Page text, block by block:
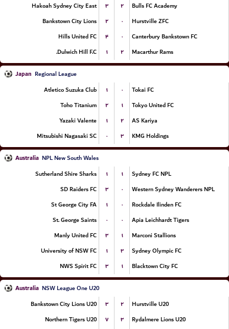
Hakoah Sydney City East
۳ ۲
Bulls FC Academy
Bankstown City Lions
۲ ۰
Hurstville ZFC
Hills United FC
۴ ۰
Canterbury Bankstown FC
Dulwich Hill F.C.
۱ ۲ Macarthur Rams
Japan Regional League
Atletico Suzuka Club
۱ ۰
Tokai FC
Toho Titanium
۲ ۱
Tokyo United FC
Yazaki Valente
۱ ۲
AS Kariya
Mitsubishi Nagasaki SC
۰ ۳ KMG Holdings
Australia NPL New South Wales
Sutherland Shire Sharks
۱ ۱
Sydney FC NPL
SD Raiders FC
۳ ۰
Western Sydney Wanderers NPL
St George City FA
۱ ۰
Rockdale Ilinden FC
St. George Saints
۰ ۰
Apia Leichhardt Tigers
Manly United FC
۳ ۱
Marconi Stallions
University of NSW FC
۱ ۳
Sydney Olympic FC
NWS Spirit FC
۳ ۱ Blacktown City FC
Australia NSW League One U20
Bankstown City Lions U20
۳ ۲
Hurstville U20
Northern Tigers U20
۷ ۳
Rydalmere Lions U20